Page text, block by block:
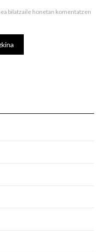
bilatzaile honetan komentatzen